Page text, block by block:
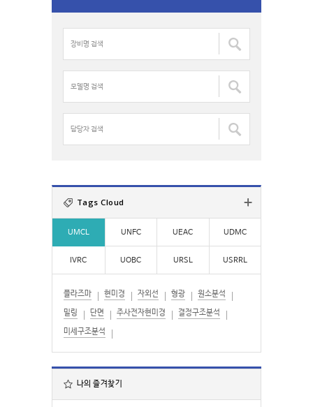
명
색
:
델
명
:자
:
Tags Cloud
UMCL UNFC UEAC UDMC
IVRC UOBC URSL USRRL
플라즈마 현미경 자외선 형광 원소분석
밀링 단면 주사전자현미경 결정구조분석
미세구조분석
나의 즐겨찾기